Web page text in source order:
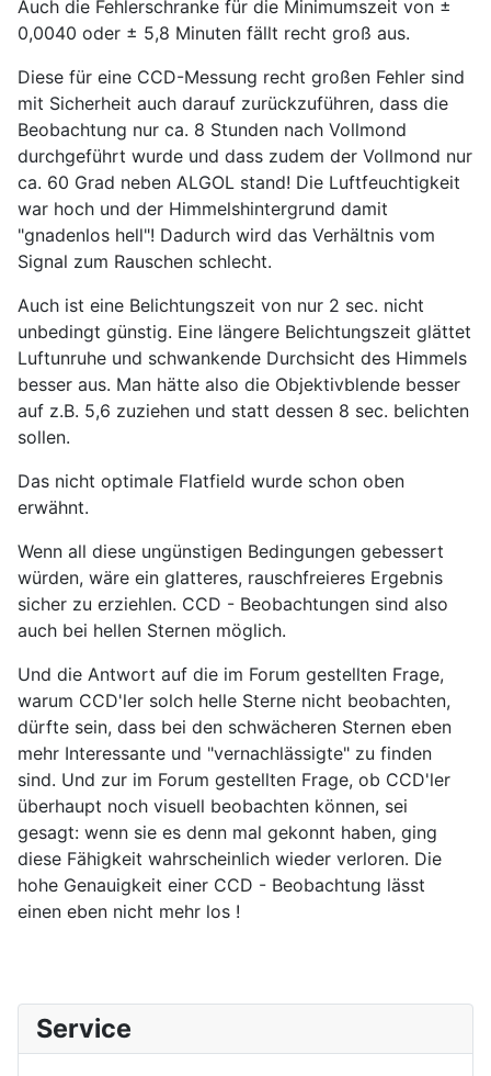
Auch die Fehlerschranke für die Minimumszeit von ±
0,0040 oder ± 5,8 Minuten fällt recht groß aus.
Diese für eine CCD-Messung recht großen Fehler sind
mit Sicherheit auch darauf zurückzuführen, dass die
Beobachtung nur ca. 8 Stunden nach Vollmond
durchgeführt wurde und dass zudem der Vollmond nur
ca. 60 Grad neben ALGOL stand! Die Luftfeuchtigkeit
war hoch und der Himmelshintergrund damit
"gnadenlos hell"! Dadurch wird das Verhältnis vom
Signal zum Rauschen schlecht.
Auch ist eine Belichtungszeit von nur 2 sec. nicht
unbedingt günstig. Eine längere Belichtungszeit glättet
Luftunruhe und schwankende Durchsicht des Himmels
besser aus. Man hätte also die Objektivblende besser
auf z.B. 5,6 zuziehen und statt dessen 8 sec. belichten
sollen.
Das nicht optimale Flatfield wurde schon oben
erwähnt.
Wenn all diese ungünstigen Bedingungen gebessert
würden, wäre ein glatteres, rauschfreieres Ergebnis
sicher zu erziehlen. CCD - Beobachtungen sind also
auch bei hellen Sternen möglich.
Und die Antwort auf die im Forum gestellten Frage,
warum CCD'ler solch helle Sterne nicht beobachten,
dürfte sein, dass bei den schwächeren Sternen eben
mehr Interessante und "vernachlässigte" zu finden
sind. Und zur im Forum gestellten Frage, ob CCD'ler
überhaupt noch visuell beobachten können, sei
gesagt: wenn sie es denn mal gekonnt haben, ging
diese Fähigkeit wahrscheinlich wieder verloren. Die
hohe Genauigkeit einer CCD - Beobachtung lässt
einen eben nicht mehr los !
Service